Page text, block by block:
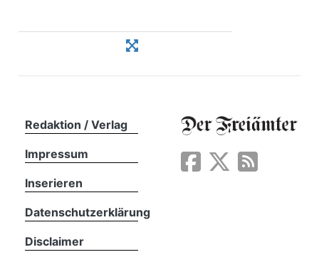
Redaktion / Verlag
Impressum
Inserieren
Datenschutzerklärung
Disclaimer